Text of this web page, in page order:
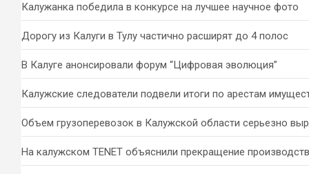
Калужанка победила в конкурсе на лучшее научное фото
Дорогу из Калуги в Тулу частично расширят до 4 полос
В Калуге анонсировали форум “Цифровая эволюция”
Калужские следователи подвели итоги по арестам
Объем грузоперевозок в Калужской области серьезно
На калужском TENET объяснили прекращение